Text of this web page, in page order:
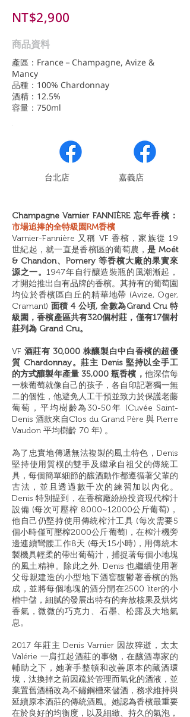
NT$2,900
商品資料
產區：France－Champagne, Avize &
Mancy
品種：100% Chardonnay
酒精：12.5%
容量：750ml
​台北店 嘉義店
Champagne Varnier FANNIÈRE 忘年香檳：
市場追捧的全特級園RM香檳
Varnier-Fannière 又稱 VF 香檳，家族從 19
世紀起，就一直是香檳區的葡萄農，是 Moët
& Chandon、Pomery 等香檳大廠的果實來
源之一。1947年自行釀造裝瓶的風潮漸起，
才開始推出自有品牌的香檳。其持有的葡萄園
均位於香檳區白丘的精華地帶 (Avize, Oger,
Cramant) 面積 4 公頃, 全數為Grand Cru 特
級園，香檳產區共有320個村莊，僅有17個村
莊列為 Grand Cru。
VF 酒莊有 30,000 株釀製白中白香檳的超優
質 Chardonnay。莊主 Denis 堅持以全手工
的方式釀製年產量 35,000 瓶香檳， 他深信每
一株葡萄就像自己的孩子，各自印記著獨一無
二的個性，他避免人工干預並致力於保護老藤
葡萄，平均樹齡為30-50年 (Cuvée Saint-
Denis 酒款來自Clos du Grand Père 與 Pierre
Vaudon 平均樹齡 70 年) 。
為了忠實地傳遞無法複製的風土特色，Denis
堅持使用質樸的雙手及繼承自祖父的傳統工
具，每個簡單細節的釀酒動作都遵循著父輩的
古法，並且透過數千次的練習加以內化。
Denis 特別提到，在香檳廠紛紛投資現代榨汁
設備 (每次可壓榨 8000~12000公斤葡萄)，
他自己仍堅持使用傳統榨汁工具 (每次需要5
個小時僅可壓榨2000公斤葡萄)，在榨汁機旁
邊連續彎腰工作8天 (每天15小時)，用傳統木
製機具輕柔的帶出葡萄汁，捕捉著每個小地塊
的風土精神。除此之外, Denis 也繼續使用著
父母親建造的小型地下酒窖馥鬱著香檳的熟
成，並將每個地塊的酒分開在2500 liter的小
槽中儲，細膩的發展出特有的奔放核果及烘烤
香氣，微微的巧克力、石墨、松露及大地氣
息。
2017 年莊主 Denis Varnier 因故猝逝，太太
Valérie 一肩扛起酒莊的事物，在釀酒專家的
輔助之下，她著手整頓和改善原本的藏酒環
境，汰換掉之前因疏於管理而氧化的酒液，並
棄置舊酒桶改為不鏽鋼槽來儲酒，務求維持與
延續原本酒莊的傳統酒風。她認為香檳最重要
在於良好的均衡度，以及細緻、持久的氣泡，